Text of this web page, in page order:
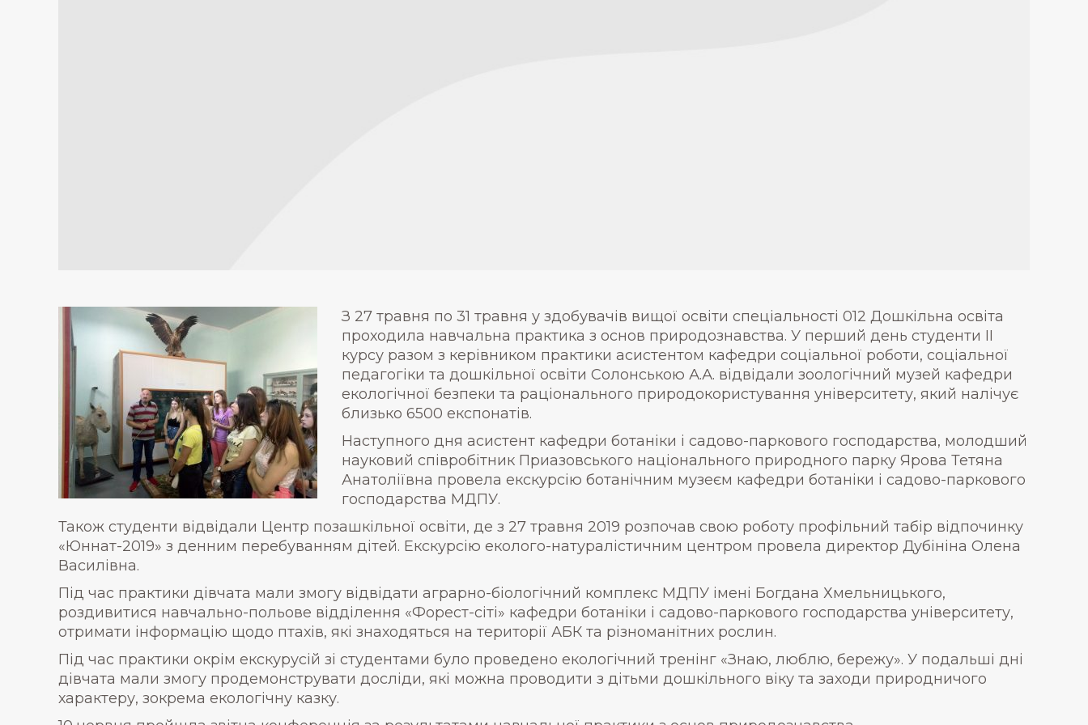
З 27 травня по 31 травня у здобувачів вищої освіти спеціальності 012 Дошкільна освіта
проходила навчальна практика з основ природознавства. У перший день студенти ІІ
курсу разом з керівником практики асистентом кафедри соціальної роботи, соціальної
педагогіки та дошкільної освіти Солонською А.А. відвідали зоологічний музей кафедри
екологічної безпеки та раціонального природокористування університету, який налічує
близько 6500 експонатів.
Наступного дня асистент кафедри ботаніки і садово-паркового господарства, молодший
науковий співробітник Приазовського національного природного парку Ярова Тетяна
Анатоліївна провела екскурсію ботанічним музеєм кафедри ботаніки і садово-паркового
господарства МДПУ.
Також студенти відвідали Центр позашкільної освіти, де з 27 травня 2019 розпочав свою роботу профільний табір відпочинку
«Юннат-2019» з денним перебуванням дітей. Екскурсію еколого-натуралістичним центром провела директор Дубініна Олена
Василівна.
Під час практики дівчата мали змогу відвідати аграрно-біологічний комплекс МДПУ імені Богдана Хмельницького,
роздивитися навчально-польове відділення «Форест-сіті» кафедри ботаніки і садово-паркового господарства університету,
отримати інформацію щодо птахів, які знаходяться на території АБК та різноманітних рослин.
Під час практики окрім екскурусій зі студентами було проведено екологічний тренінг «Знаю, люблю, бережу». У подальші дні
дівчата мали змогу продемонструвати досліди, які можна проводити з дітьми дошкільного віку та заходи природничого
характеру, зокрема екологічну казку.